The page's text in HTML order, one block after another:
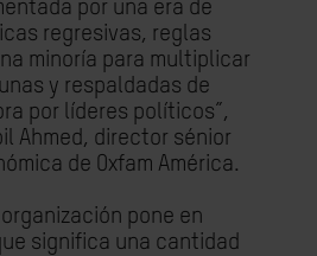
por una era de
regresivas, reglas
minoría para multiplicar
y respaldadas de
por líderes políticos”,
Ahmed, director sénior
de Oxfam América.
pone en
significa una cantidad